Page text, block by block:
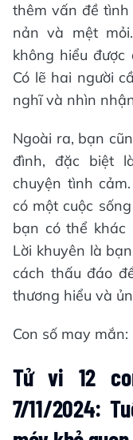
thêm vấn đề
nản và mệt
không hiểu
Có lẽ hai người
nghĩ và nhìn
Ngoài ra, bạn
đình, đặc biệt
chuyện tình
có một cuộc
bạn có thể khác
Lời khuyên là
cách thấu đáo
thương hiểu và
Con số may mắn:
Tử vi 12
7/11/2024: